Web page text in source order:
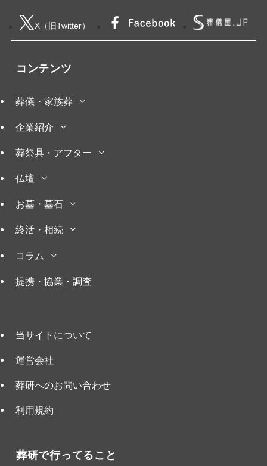
X（旧Twitter）
コンテンツ
葬儀・家族葬
企業紹介
葬祭具・アフター
仏壇
お墓・墓石
終活・相続
コラム
提携・協業・調査
当サイトについて
運営会社
葬研へのお問い合わせ
利用規約
葬研で行ってること